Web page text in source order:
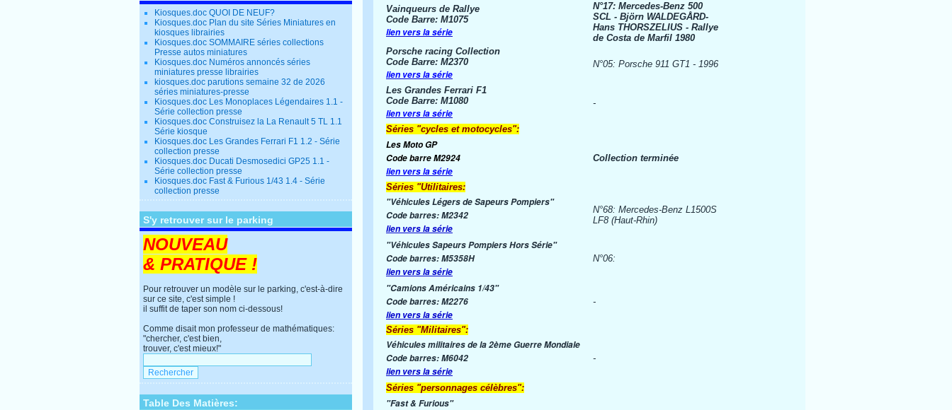
Kiosques.doc QUOI DE NEUF?
Kiosques.doc Plan du site Séries Miniatures en
kiosques librairies
Kiosques.doc SOMMAIRE séries collections
Presse autos miniatures
Kiosques.doc Numéros annoncés séries
miniatures presse librairies
kiosques.doc parutions semaine 32 de 2026
séries miniatures-presse
Kiosques.doc Les Monoplaces Légendaires 1.1 -
Série collection presse
Kiosques.doc Construisez la La Renault 5 TL 1.1
Série kiosque
Kiosques.doc Les Grandes Ferrari F1 1.2 - Série
collection presse
Kiosques.doc Ducati Desmosedici GP25 1.1 -
Série collection presse
Kiosques.doc Fast & Furious 1/43 1.4 - Série
collection presse
S'y retrouver sur le parking
NOUVEAU
& PRATIQUE !
Pour retrouver un modèle sur le parking, c'est-à-dire
sur ce site, c'est simple !
il suffit de taper son nom ci-dessous!
Comme disait mon professeur de mathématiques:
"chercher, c'est bien,
trouver, c'est mieux!"
Table Des Matières:
Vainqueurs de Rallye
Code Barre: M1075
lien vers la série
N°17: Mercedes-Benz 500
SCL - Björn WALDEGÅRD-
Hans THORSZELIUS - Rallye
de Costa de Marfil 1980
Porsche racing Collection
Code Barre: M2370
lien vers la série
N°05: Porsche 911 GT1 - 1996
Les Grandes Ferrari F1
Code Barre: M1080
lien vers la série
-
Séries "cycles et motocycles":
Les Moto GP
Code barre M2924
lien vers la série
Collection terminée
Séries "Utilitaires:
"Véhicules Légers de Sapeurs Pompiers"
Code barres: M2342
lien vers la série
N°68: Mercedes-Benz L1500S
LF8 (Haut-Rhin)
"Véhicules Sapeurs Pompiers Hors Série"
Code barres: M5358H
lien vers la série
N°06:
"Camions Américains 1/43"
Code barres: M2276
lien vers la série
-
Séries "Militaires":
Véhicules militaires de la 2ème Guerre Mondiale
Code barres: M6042
lien vers la série
-
Séries "personnages célèbres":
"Fast & Furious"